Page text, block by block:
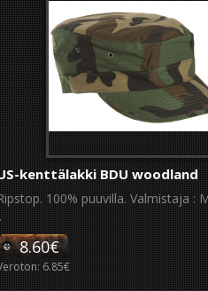
kenttälakki BDU woodland
100% puuvilla. Valmistaja :
8.60€
6.85€